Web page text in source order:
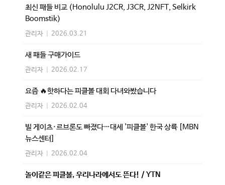
최신 패들 비교 (Honolulu J2CR, J3CR, J2NFT, Selkirk
Boomstik)
관리자 2026.03.21
새 패들 구매가이드
관리자 2026.02.17
요즘 🔥핫하다는 피클볼 대회 다녀와봤습니다
관리자 2026.02.04
빌 게이츠·르브론도 빠졌다…대세 '피클볼' 한국 상륙 [MBN
뉴스센터]
관리자 2026.02.04
놀이같은 피클볼, 우리나라에서도 뜬다! / YTN